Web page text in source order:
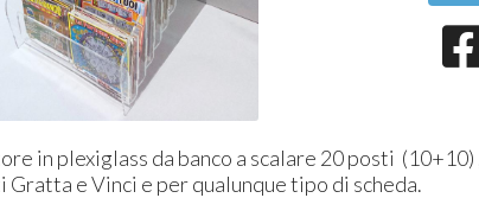
in plexiglass da banco a scalare 20 posti
e Vinci e per qualunque tipo di scheda.